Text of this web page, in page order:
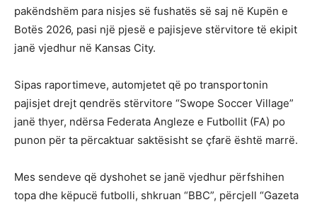
pakëndshëm para nisjes së fushatës së saj në Kupën e
Botës 2026, pasi një pjesë e pajisjeve stërvitore të ekipit
janë vjedhur në Kansas City.
Sipas raportimeve, automjetet që po transportonin
pajisjet drejt qendrës stërvitore “Swope Soccer Village”
janë thyer, ndërsa Federata Angleze e Futbollit (FA) po
punon për ta përcaktuar saktësisht se çfarë është marrë.
Mes sendeve që dyshohet se janë vjedhur përfshihen
topa dhe këpucë futbolli, shkruan “BBC”, përcjell “Gazeta